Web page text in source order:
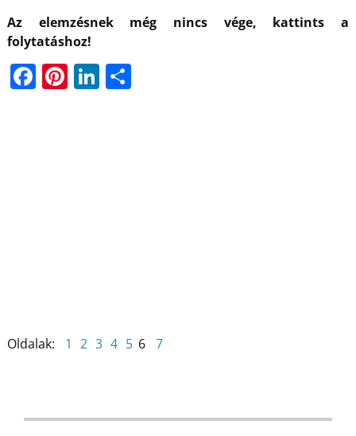
Az elemzésnek még nincs vége, kattints a
folytatáshoz!
F Pi Li O
Oldalak: 1 2 3 4 5 6 7